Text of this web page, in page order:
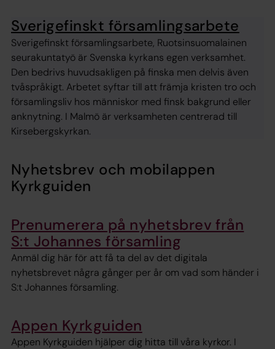
Sverigefinskt församlingsarbete
Sverigefinskt församlingsarbete, Ruotsinsuomalainen
seurakuntatyö är Svenska kyrkans egen verksamhet.
Den bedrivs huvudsakligen på finska men delvis även
tvåspråkigt. Arbetet syftar till att främja kristen tro och
församlingsliv hos människor med finsk bakgrund eller
anknytning. I Malmö är verksamheten centrerad till
Kirsebergskyrkan.
Nyhetsbrev och mobilappen
Kyrkguiden
Prenumerera på nyhetsbrev från
S:t Johannes församling
Anmäl dig här för att få ta del av det digitala
nyhetsbrevet några gånger per år om vad som händer i
S:t Johannes församling.
Appen Kyrkguiden
Appen Kyrkguiden hjälper dig hitta till våra kyrkor. I